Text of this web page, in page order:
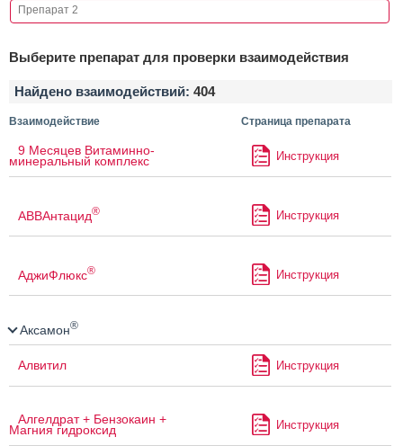
Выберите препарат для проверки взаимодействия
Найдено взаимодействий: 404
Взаимодействие Страница препарата
9 Месяцев Витаминно-
минеральный комплекс Инструкция
АВВАнтацид® Инструкция
АджиФлюкс® Инструкция
Аксамон®
Алвитил Инструкция
Алгелдрат + Бензокаин +
Магния гидроксид Инструкция